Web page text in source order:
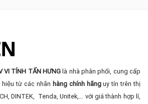
VI TÍNH TẤN HƯNG là nhà phân phối, cung cấp
từ các nhãn hàng chính hãnguy tín trên thị
DINTEK, Tenda, Unitek,… với giá thành hợp lí,